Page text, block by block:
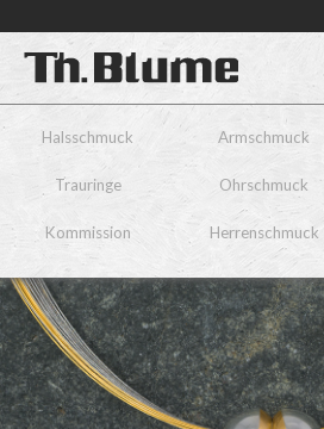
Halsschmuck Armschmuck
Trauringe Ohrschmuck
Kommission Herrenschmuck